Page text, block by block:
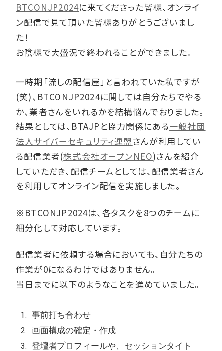
BTCONJP2024に来てくださった皆様、オンライ
ン配信で見て頂いた皆様ありがとうございまし
た！
お陰様で大盛況で終われることができました。
一時期「流しの配信屋」と言われていた私ですが
(笑)、BTCONJP2024に関しては自分たちでやる
か、業者さんをいれるかを結構悩んでおりました。
結果としては、BTAJPと協力関係にある一般社団
法人サイバーセキュリティ連盟さんが利用してい
る配信業者(株式会社オープンNEO)さんを紹介
していただき、配信チームとしては、配信業者さん
を利用してオンライン配信を実施しました。
※BTCONJP2024は、各タスクを8つのチームに
細分化して対応しています。
配信業者に依頼する場合においても、自分たちの
作業が0になるわけではありません。
当日までに以下のようなことを進めていました。
事前打ち合わせ
画面構成の確定・作成
登壇者プロフィールや、セッションタイト